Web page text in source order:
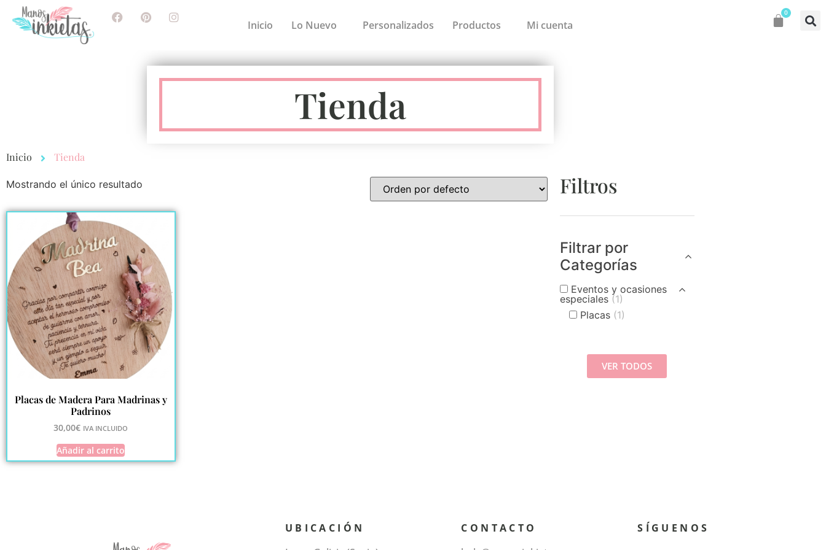
Inicio Lo Nuevo Personalizados Productos Mi cuenta
0
Tienda
Inicio Tienda
Mostrando el único resultado
Placas de Madera Para Madrinas y
Padrinos
30,00€ IVA INCLUIDO
Añadir al carrito
Filtros
Filtrar por
Categorías
Eventos y ocasiones
especiales (1)
Placas (1)
VER TODOS
UBICACIÓN
CONTACTO
SÍGUENOS